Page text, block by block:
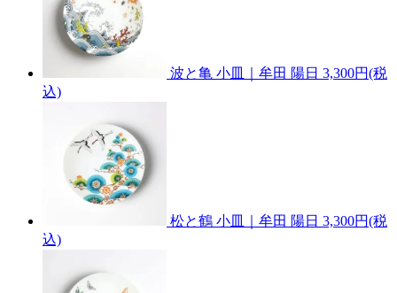
波と亀 小皿｜牟田 陽日 3,300円(税
込)
松と鶴 小皿｜牟田 陽日 3,300円(税
込)